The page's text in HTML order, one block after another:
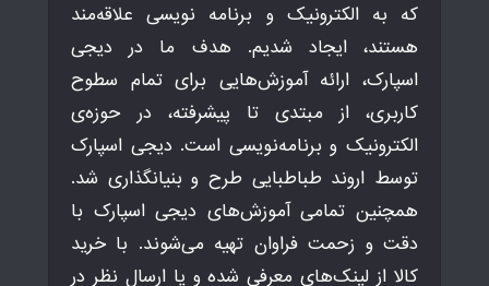
که به الکترونیک و برنامه نویسی علاقه‌مند
هستند، ایجاد شدیم. هدف ما در دیجی
اسپارک، ارائه آموزش‌هایی برای تمام سطوح
کاربری، از مبتدی تا پیشرفته، در حوزه‌ی
الکترونیک و برنامه‌نویسی است. دیجی اسپارک
توسط اروند طباطبایی طرح و بنیانگذاری شد.
همچنین تمامی آموزش‌های دیجی اسپارک با
دقت و زحمت فراوان تهیه می‌شوند. با خرید
کالا از لینک‌های معرفی شده و یا ارسال نظر در